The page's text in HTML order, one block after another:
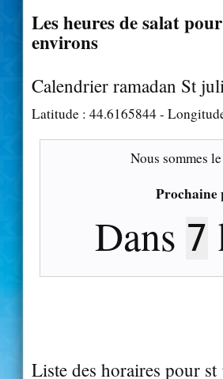
Les heures de salat
environs
Calendrier ramadan St
Latitude : 44.6165844-
Nous sommes le
Prochaine
Dans 7
Liste des horaires pour